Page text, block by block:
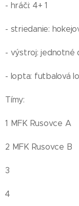
- hráči: 4+ 1
- striedanie:
- výstroj: jednotné
- lopta: futbalová
Tímy:
1 MFK Rusovce A
2 MFK Rusovce B
3
4